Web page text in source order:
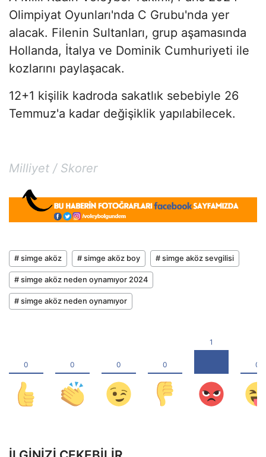
Olimpiyat Oyunları'nda C Grubu'nda yer
alacak. Filenin Sultanları, grup aşamasında
Hollanda, İtalya ve Dominik Cumhuriyeti ile
kozlarını paylaşacak.
12+1 kişilik kadroda sakatlık sebebiyle 26
Temmuz'a kadar değişiklik yapılabilecek.
Milliyet / Skorer
# simge aköz # simge aköz boy # simge aköz sevgilisi
# simge aköz neden oynamıyor 2024
# simge aköz neden oynamıyor